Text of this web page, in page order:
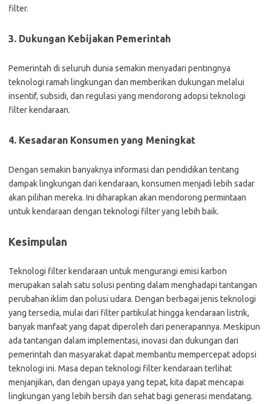
filter.
3. Dukungan Kebijakan Pemerintah
Pemerintah di seluruh dunia semakin menyadari pentingnya
teknologi ramah lingkungan dan memberikan dukungan melalui
insentif, subsidi, dan regulasi yang mendorong adopsi teknologi
filter kendaraan.
4. Kesadaran Konsumen yang Meningkat
Dengan semakin banyaknya informasi dan pendidikan tentang
dampak lingkungan dari kendaraan, konsumen menjadi lebih sadar
akan pilihan mereka. Ini diharapkan akan mendorong permintaan
untuk kendaraan dengan teknologi filter yang lebih baik.
Kesimpulan
Teknologi filter kendaraan untuk mengurangi emisi karbon
merupakan salah satu solusi penting dalam menghadapi tantangan
perubahan iklim dan polusi udara. Dengan berbagai jenis teknologi
yang tersedia, mulai dari filter partikulat hingga kendaraan listrik,
banyak manfaat yang dapat diperoleh dari penerapannya. Meskipun
ada tantangan dalam implementasi, inovasi dan dukungan dari
pemerintah dan masyarakat dapat membantu mempercepat adopsi
teknologi ini. Masa depan teknologi filter kendaraan terlihat
menjanjikan, dan dengan upaya yang tepat, kita dapat mencapai
lingkungan yang lebih bersih dan sehat bagi generasi mendatang.